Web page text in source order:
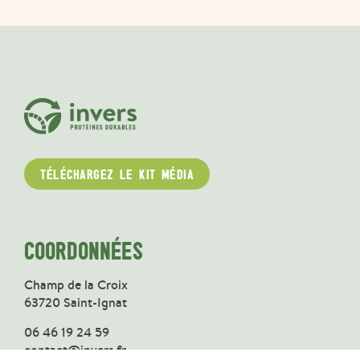
TÉLÉCHARGEZ LE KIT MÉDIA
COORDONNÉES
Champ de la Croix
63720 Saint-Ignat
06 46 19 24 59
contact@invers.fr